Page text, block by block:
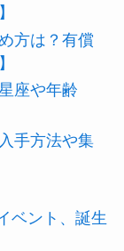
方は？有償
座や年齢
手方法や集
ベント、誕生